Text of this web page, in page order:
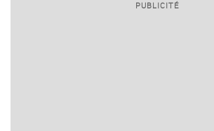
PUBLICITÉ